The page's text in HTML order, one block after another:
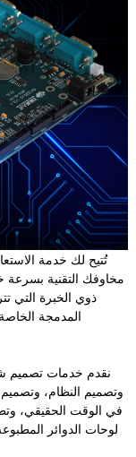
تُتيح لك خدمة
مخاوفك التقنية بسرعة
المدمجة
نقدم خدمات تصميم
وتصميم النظام، وتصميم
في الوقت الحقيقي،
لوحات الدوائر